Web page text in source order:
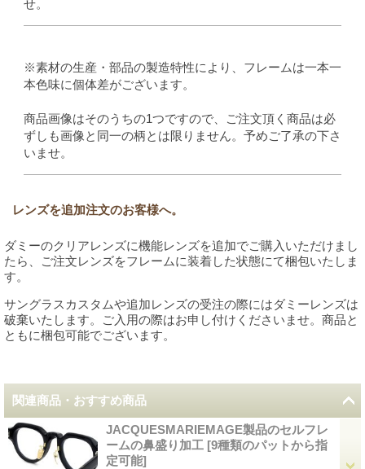
せ。
※素材の生産・部品の製造特性により、フレームは一本一
本色味に個体差がございます。
商品画像はそのうちの1つですので、ご注文頂く商品は必
ずしも画像と同一の柄とは限りません。予めご了承の下さ
いませ。
レンズを追加注文のお客様へ。
ダミーのクリアレンズに機能レンズを追加でご購入いただけまし
たら、ご注文レンズをフレームに装着した状態にて梱包いたしま
す。
サングラスカスタムや追加レンズの受注の際にはダミーレンズは
破棄いたします。ご入用の際はお申し付けくださいませ。商品と
ともに梱包可能でございます。
関連商品・おすすめ商品
JACQUESMARIEMAGE製品のセルフレ
ームの鼻盛り加工 [9種類のパットから指
定可能]